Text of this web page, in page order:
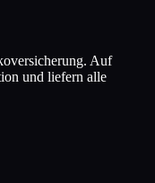
Auf
und liefern alle